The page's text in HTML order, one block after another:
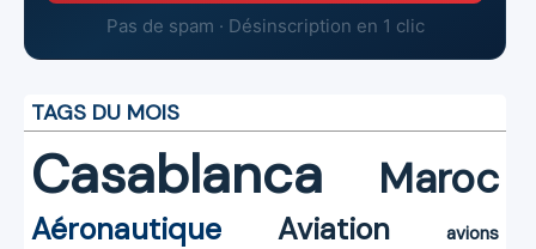
Pas de spam · Désinscription en 1 clic
TAGS DU MOIS
Casablanca Maroc
Aéronautique Aviation
avions